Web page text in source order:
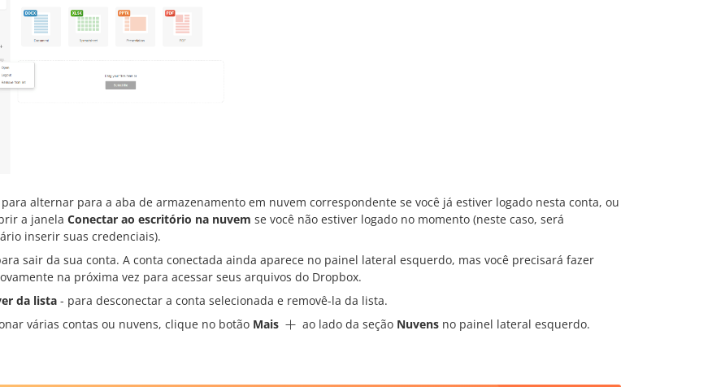
alternar para a aba de armazenamento em nuvem correspondente se você já estiver logado nesta conta, ou
a janela Conectar ao escritório na nuvem se você não estiver logado no momento (neste caso, será
inserir suas credenciais).
sair da sua conta. A conta conectada ainda aparece no painel lateral esquerdo, mas você precisará fazer
na próxima vez para acessar seus arquivos do Dropbox.
da lista - para desconectar a conta selecionada e removê-la da lista.
várias contas ou nuvens, clique no botão Mais ao lado da seção Nuvens no painel lateral esquerdo.